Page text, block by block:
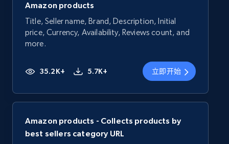
Amazon products
Title, Seller name, Brand, Description, Initial
price, Currency, Availability, Reviews count, and
more.
35.2K+ 5.7K+ 立即开始
Amazon products - Collects products by
best sellers category URL